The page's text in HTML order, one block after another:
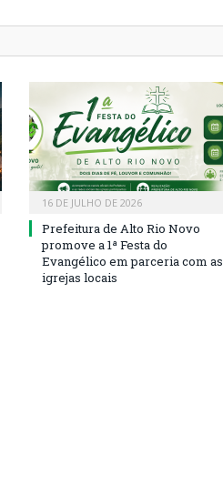
16 DE JULHO DE 2026
Prefeitura de Alto Rio Novo
promove a 1ª Festa do
Evangélico em parceria com as
igrejas locais